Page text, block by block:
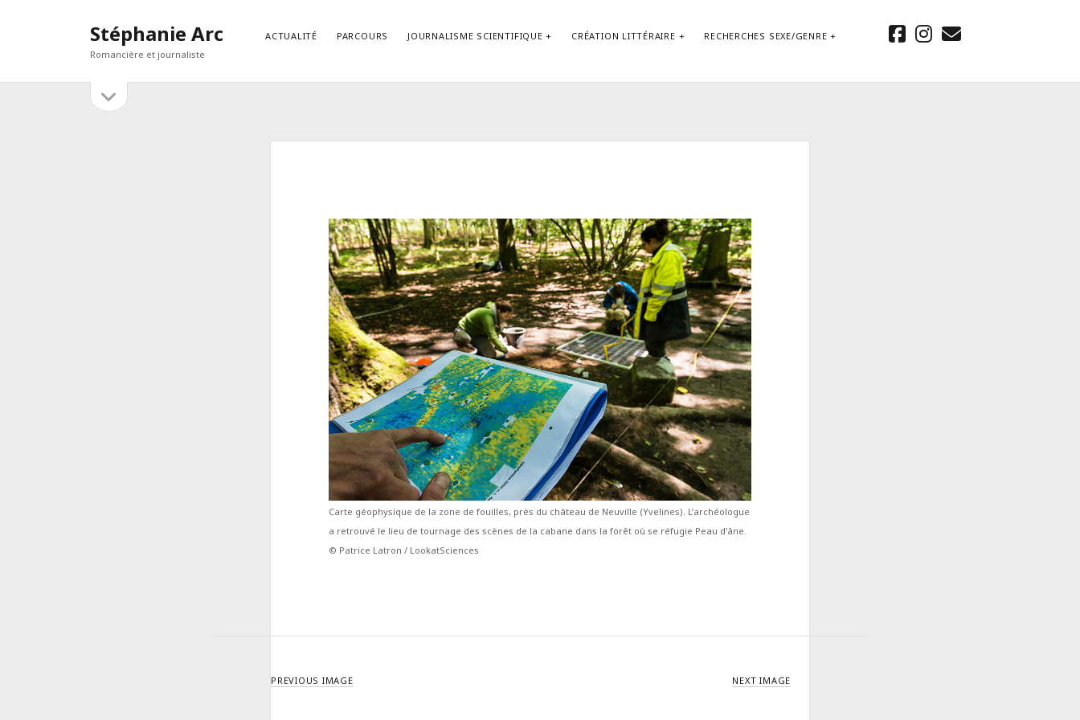
Stéphanie Arc
Romancière et journaliste
ACTUALITÉ PARCOURS JOURNALISME SCIENTIFIQUE CRÉATION LITTÉRAIRE RECHERCHES SEXE/GENRE facebook
instagram
email
sidebar
Contact
Carte géophysique de la zone de fouilles, près du château de Neuville (Yvelines). L’archéologue
a retrouvé le lieu de tournage des scènes de la cabane dans la forêt où se réfugie Peau d'âne.
© Patrice Latron / LookatSciences
PREVIOUS IMAGE NEXT IMAGE